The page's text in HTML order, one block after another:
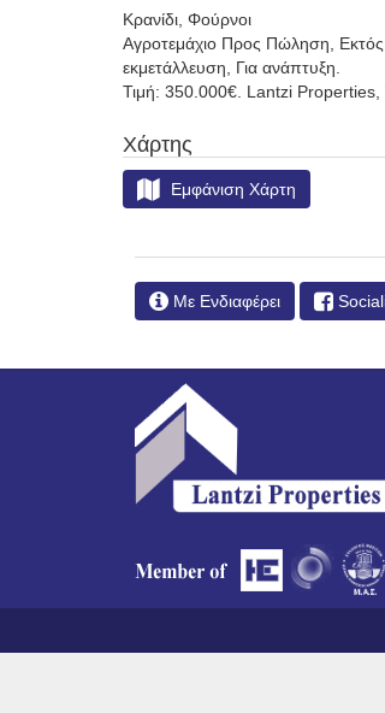
Κρανίδι, Φούρνοι
Αγροτεμάχιο Προς Πώληση, Εκτός
εκμετάλλευση, Για ανάπτυξη.
Τιμή: 350.000€. Lantzi
Χάρτης
Εμφάνιση Χάρτη
Με Ενδιαφέρει